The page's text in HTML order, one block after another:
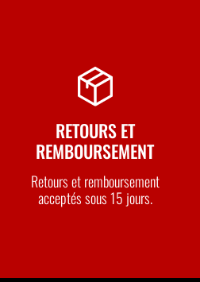
RETOURS ET
REMBOURSEMENT
Retours et remboursement
acceptés sous 15 jours.